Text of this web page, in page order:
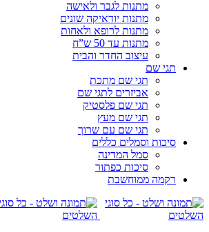
מתנות לגבר ולאישה
מתנות יודאיקה שונים
מתנות לרופא ולאחות
מתנות עד 50 ש”ח
עיצוב החדר והבית
תגי שם
תגי שם מתכת
אביזרים לתגי שם
תגי שם פלסטיק
תגי שם מעץ
תגי שם עם שרוך
סיכות וסמלים כללים
סמל המדינה
סיכות כפתור
רקמה ממוחשבת